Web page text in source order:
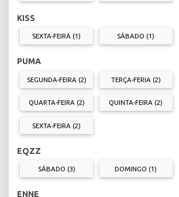
KISS
SEXTA-FEIRA (1) SÁBADO (1)
PUMA
SEGUNDA-FEIRA (2) TERÇA-FERIA (2)
QUARTA-FEIRA (2) QUINTA-FEIRA (2)
SEXTA-FEIRA (2)
EQZZ
SÁBADO (3) DOMINGO (1)
ENNE